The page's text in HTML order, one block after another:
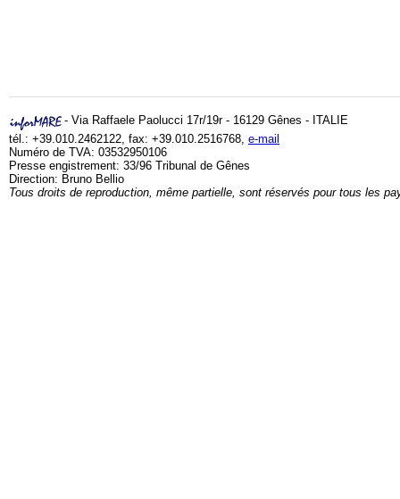
- Via Raffaele Paolucci 17r/19r - 16129 Gênes - ITALIE
tél.: +39.010.2462122, fax: +39.010.2516768, e-mail
Numéro de TVA: 03532950106
Presse engistrement: 33/96 Tribunal de Gênes
Direction: Bruno Bellio
Tous droits de reproduction, même partielle, sont réservés pour tous les